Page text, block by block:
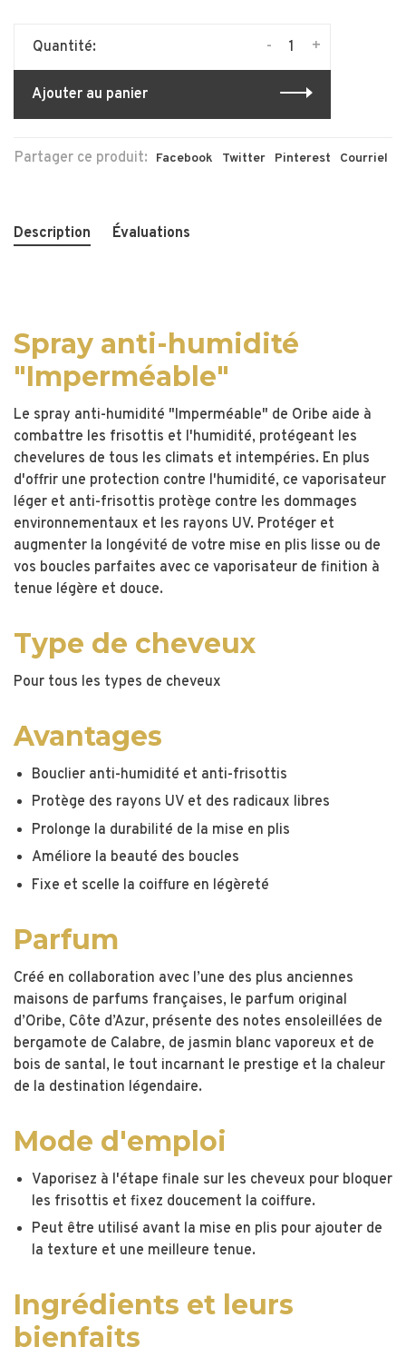
Quantité: +
-
Ajouter au panier
Partager ce produit: Facebook Twitter Pinterest Courriel
Description Évaluations
Spray anti-humidité
"Imperméable"
Le spray anti-humidité "Imperméable" de Oribe aide à
combattre les frisottis et l'humidité, protégeant les
chevelures de tous les climats et intempéries. En plus
d'offrir une protection contre l'humidité, ce vaporisateur
léger et anti-frisottis protège contre les dommages
environnementaux et les rayons UV. Protéger et
augmenter la longévité de votre mise en plis lisse ou de
vos boucles parfaites avec ce vaporisateur de finition à
tenue légère et douce.
Type de cheveux
Pour tous les types de cheveux
Avantages
Bouclier anti-humidité et anti-frisottis
Protège des rayons UV et des radicaux libres
Prolonge la durabilité de la mise en plis
Améliore la beauté des boucles
Fixe et scelle la coiffure en légèreté
Parfum
Créé en collaboration avec l’une des plus anciennes
maisons de parfums françaises, le parfum original
d’Oribe, Côte d’Azur, présente des notes ensoleillées de
bergamote de Calabre, de jasmin blanc vaporeux et de
bois de santal, le tout incarnant le prestige et la chaleur
de la destination légendaire.
Mode d'emploi
Vaporisez à l'étape finale sur les cheveux pour bloquer
les frisottis et fixez doucement la coiffure.
Peut être utilisé avant la mise en plis pour ajouter de
la texture et une meilleure tenue.
Ingrédients et leurs
bienfaits